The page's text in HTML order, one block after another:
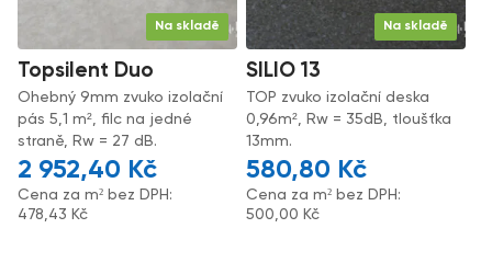
Na skladě
Topsilent Duo
Ohebný 9mm zvuko izolační
pás 5,1 m², filc na jedné
straně, Rw = 27 dB.
2 952,40 Kč
Cena za m² bez DPH:
478,43 Kč
Na skladě
SILIO 13
TOP zvuko izolační deska
0,96m², Rw = 35dB, tloušťka
13mm.
580,80 Kč
Cena za m² bez DPH:
500,00 Kč